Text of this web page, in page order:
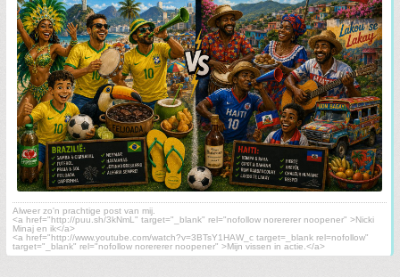
Alweer zo'n prachtige post van mij.
<a href="http://puu.sh/3kNmL" target="_blank" rel="nofollow norererer noopener" >Nicki
Minaj en ik</a>
<a href="http://www.youtube.com/watch?v=3BTsY1HAW_c target=_blank rel=nofollow"
target="_blank" rel="nofollow norererer noopener" >Mijn vissen in actie.</a>